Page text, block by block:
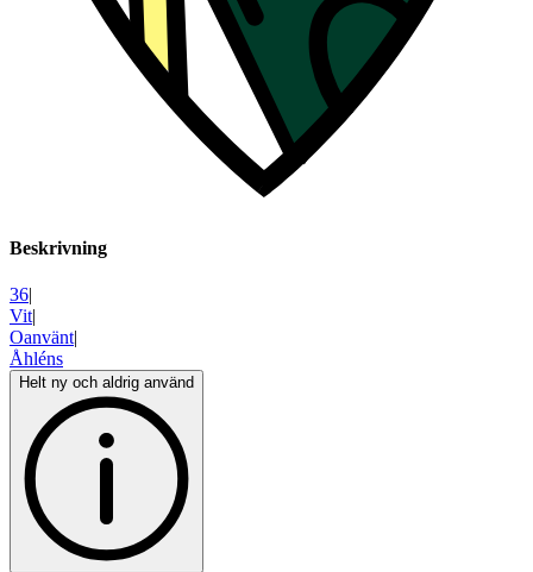
Beskrivning
36|
Vit|
Oanvänt|
Åhléns
Helt ny och aldrig använd